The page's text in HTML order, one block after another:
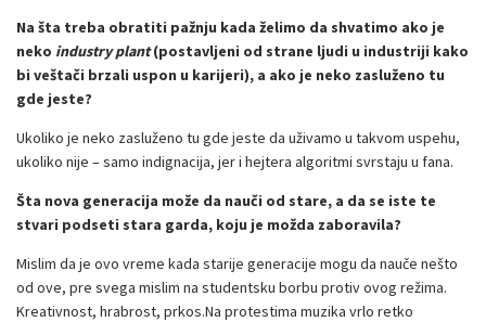
Na šta treba obratiti pažnju kada želimo da shvatimo ako je
neko industry plant (postavljeni od strane ljudi u industriji kako
bi veštači brzali uspon u karijeri), a ako je neko zasluženo tu
gde jeste?
Ukoliko je neko zasluženo tu gde jeste da uživamo u takvom uspehu,
ukoliko nije – samo indignacija, jer i hejtera algoritmi svrstaju u fana.
Šta nova generacija može da nauči od stare, a da se iste te
stvari podseti stara garda, koju je možda zaboravila?
Mislim da je ovo vreme kada starije generacije mogu da nauče nešto
od ove, pre svega mislim na studentsku borbu protiv ovog režima.
Kreativnost, hrabrost, prkos.Na protestima muzika vrlo retko